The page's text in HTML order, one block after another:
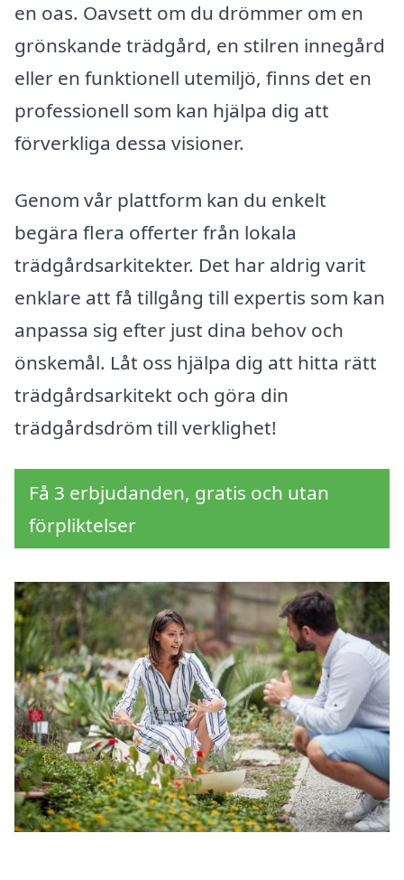
en oas. Oavsett om du drömmer om en
grönskande trädgård, en stilren innegård
eller en funktionell utemiljö, finns det en
professionell som kan hjälpa dig att
förverkliga dessa visioner.
Genom vår plattform kan du enkelt
begära flera offerter från lokala
trädgårdsarkitekter. Det har aldrig varit
enklare att få tillgång till expertis som kan
anpassa sig efter just dina behov och
önskemål. Låt oss hjälpa dig att hitta rätt
trädgårdsarkitekt och göra din
trädgårdsdröm till verklighet!
Få 3 erbjudanden, gratis och utan
förpliktelser